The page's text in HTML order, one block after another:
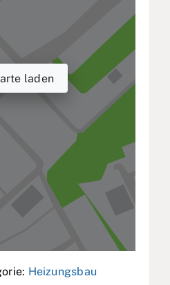
laden
Heizungsbau